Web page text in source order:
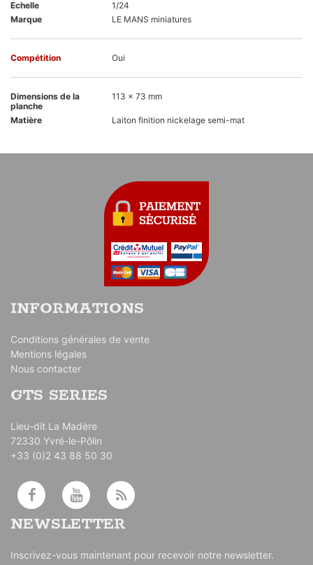
Echelle
1/24
Marque
LE MANS miniatures
Compétition Oui
Dimensions de la
planche
113 x 73 mm
Matière Laiton finition nickelage semi-mat
INFORMATIONS
Conditions générales de vente
Mentions légales
Nous contacter
GTS SERIES
Lieu-dit La Madère
72330 Yvré-le-Pôlin
+33 (0)2 43 88 50 30
NEWSLETTER
Inscrivez-vous maintenant pour recevoir notre newsletter.